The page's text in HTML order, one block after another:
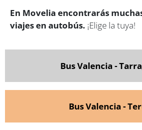
En Movelia encontrarás
viajes en autobús. ¡Elige la tuya!
Bus Valencia -
Bus Valencia -